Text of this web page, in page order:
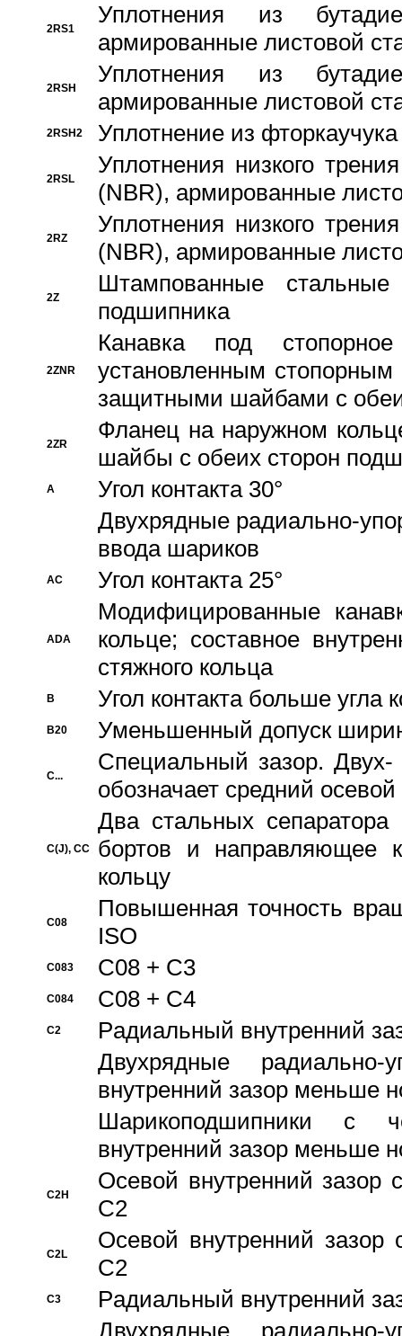
2RS1
Уплотнения из
армированные листовой
2RSH
Уплотнения из
армированные листовой
2RSH2 Уплотнение из
2RSL
Уплотнения низкого
(NBR), армированные
2RZ
Уплотнения низкого
(NBR), армированные
2Z
Штампованные
подшипника
2ZNR
Канавка под
установленным
защитными шайбами с
2ZR
Фланец на наружном
шайбы с обеих сторон
A
Угол контакта 30°
Двухрядные радиально-
ввода шариков
AC Угол контакта 25°
ADA
Модифицированные
кольце; составное
стяжного кольца
B Угол контакта больше угла
B20 Уменьшенный допуск
C...
Специальный зазор.
обозначает средний
C(J), CC
Два стальных сепаратора
бортов и направляющее
кольцу
C08
Повышенная точность
ISO
C083 C08 + C3
C084 C08 + C4
C2
Pадиальный внутренний
Двухрядные радиально-
внутренний зазор меньше
Шарикоподшипники с
внутренний зазор меньше
C2H
Осевой внутренний зазор
C2
C2L
Осевой внутренний зазор
C2
C3
Pадиальный внутренний
Двухрядные